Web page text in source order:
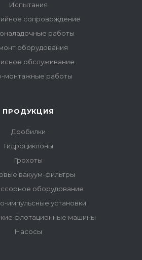
Испытания
сопровождение
работы
оборудования
обслуживание
работы
ПРОДУКЦИЯ
Дробилки
Гидроциклоны
Грохоты
вакуум-фильтры
оборудование
импульсные установки
флотационные машины
Насосы